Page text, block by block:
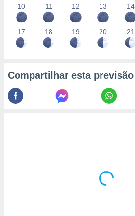
10 11 12 13 14
17 18 19 20 21
Compartilhar esta previsão